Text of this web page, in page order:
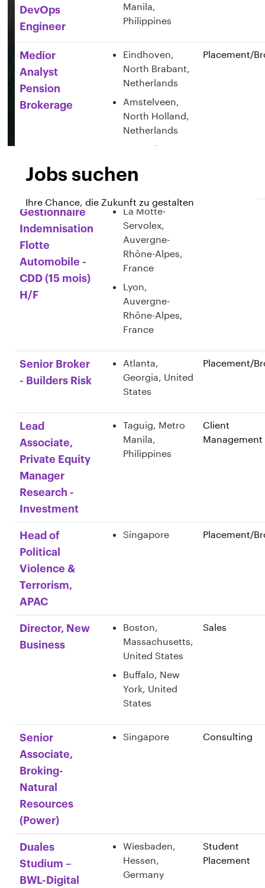
Jobs suchen
Ihre Chance, die Zukunft zu gestalten
DevOps
Engineer
Manila,
Philippines
Medior
Analyst
Pension
Brokerage
Eindhoven,
North Brabant,
Netherlands
Amstelveen,
North Holland,
Netherlands
Rotterdam,
Netherlands
Placement/
Gestionnaire
Indemnisation
Flotte
Automobile -
CDD (15 mois)
H/F
La Motte-
Servolex,
Auvergne-
Rhône-Alpes,
France
Lyon,
Auvergne-
Rhône-Alpes,
France
Senior Broker
- Builders Risk
Atlanta,
Georgia, United
States
Placement/
Lead
Associate,
Private Equity
Manager
Research -
Investment
Taguig, Metro
Manila,
Philippines
Client
Management
Head of
Political
Violence &
Terrorism,
APAC
Singapore Placement/
Director, New
Business
Boston,
Massachusetts,
United States
Buffalo, New
York, United
States
Sales
Senior
Associate,
Broking-
Natural
Resources
(Power)
Singapore Consulting
Duales
Studium –
BWL-Digital
Wiesbaden,
Hessen,
Germany
Student
Placement